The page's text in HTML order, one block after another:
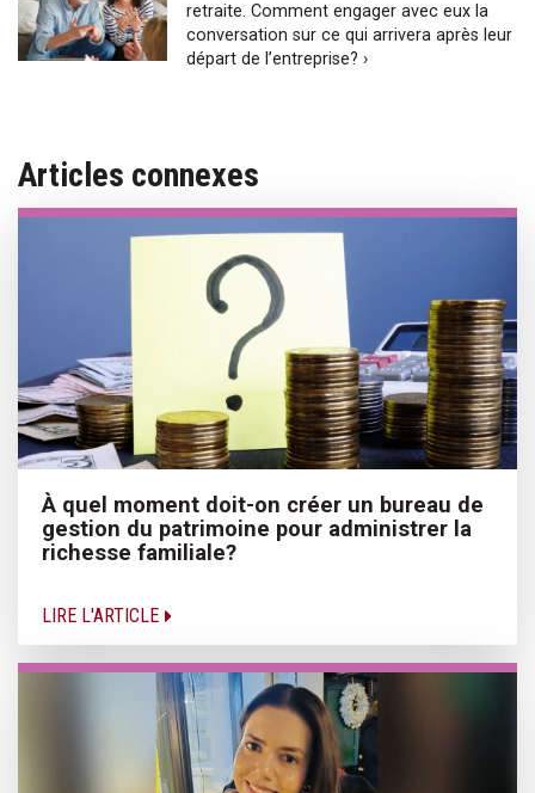
retraite. Comment engager avec eux la
conversation sur ce qui arrivera après leur
départ de l’entreprise? ›
Articles connexes
À quel moment doit-on créer un bureau de
gestion du patrimoine pour administrer la
richesse familiale?
LIRE L'ARTICLE